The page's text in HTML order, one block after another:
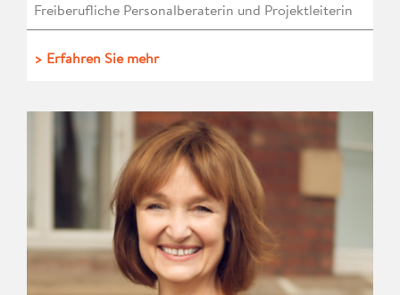
Freiberufliche Personalberaterin und Projektleiterin
> Erfahren Sie mehr